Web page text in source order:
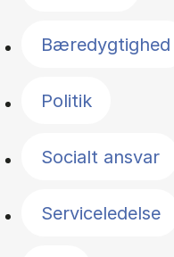
Bæredygtighed
Politik
Socialt ansvar
Serviceledelse